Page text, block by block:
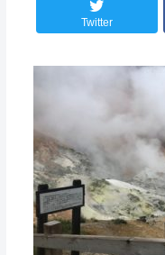
Twitter